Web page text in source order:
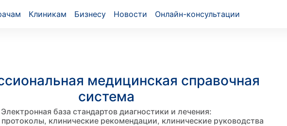
Клиникам Бизнесу Новости Онлайн-консультации
медицинская справочная
система
Электронная база стандартов диагностики и лечения:
клинические рекомендации, клинические руководства